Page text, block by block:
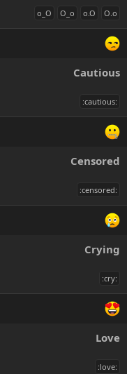
o_O O_o o.O O.o
Cautious
:cautious:
Censored
:censored:
Crying
:cry:
Love
:love: